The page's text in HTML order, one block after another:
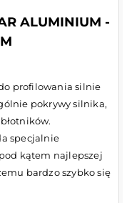
ALUMINIUM -
profilowania silnie
pokrywy silnika,
specjalnie
kątem najlepszej
bardzo szybko się